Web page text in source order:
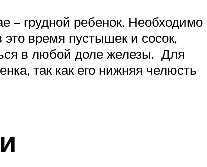
– грудной ребенок. Необходимо
это время пустышек и сосок,
в любой доле железы. Для
так как его нижняя челюсть